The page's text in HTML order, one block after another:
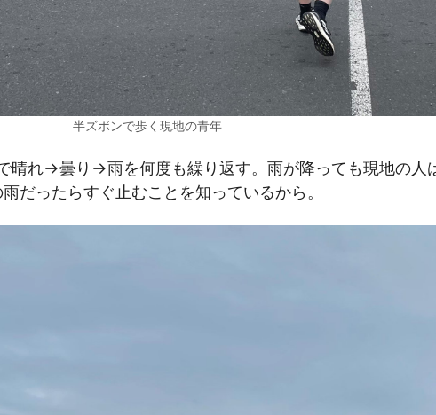
半ズボンで歩く現地の青年
晴れ→曇り→雨を何度も繰り返す。雨が降っても現地の人
だったらすぐ止むことを知っているから。